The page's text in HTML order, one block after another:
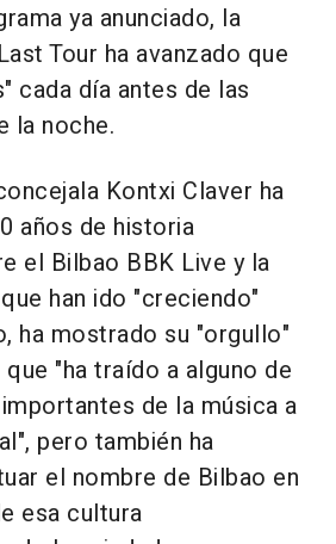
ya anunciado, la
Tour ha avanzado que
cada día antes de las
la noche.
Kontxi Claver ha
años de historia
el Bilbao BBK Live y la
han ido "creciendo"
ha mostrado su "orgullo"
"ha traído a alguno de
de la música a
pero también ha
el nombre de Bilbao en
esa cultura